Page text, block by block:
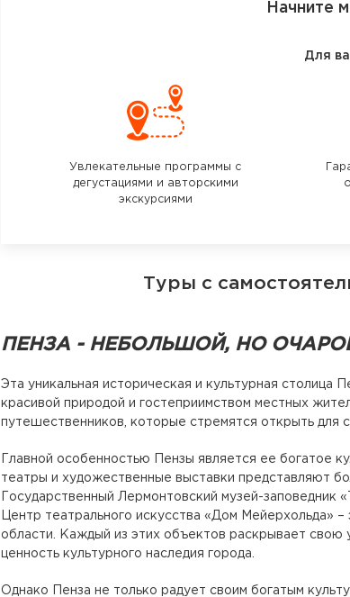
Начните
Для
Увлекательные программы с
дегустациями и авторскими
экскурсиями
Туры с
ПЕНЗА - НЕБОЛЬШОЙ, НО
Эта уникальная историческая и культурная столица
красивой природой и гостеприимством местных
путешественников, которые стремятся открыть для
Главной особенностью Пензы является ее богатое
театры и художественные выставки представляют
Государственный Лермонтовский музей-заповедник
Центр театрального искусства «Дом Мейерхольда»
области. Каждый из этих объектов раскрывает свою
ценность культурного наследия города.
Однако Пенза не только радует своим богатым